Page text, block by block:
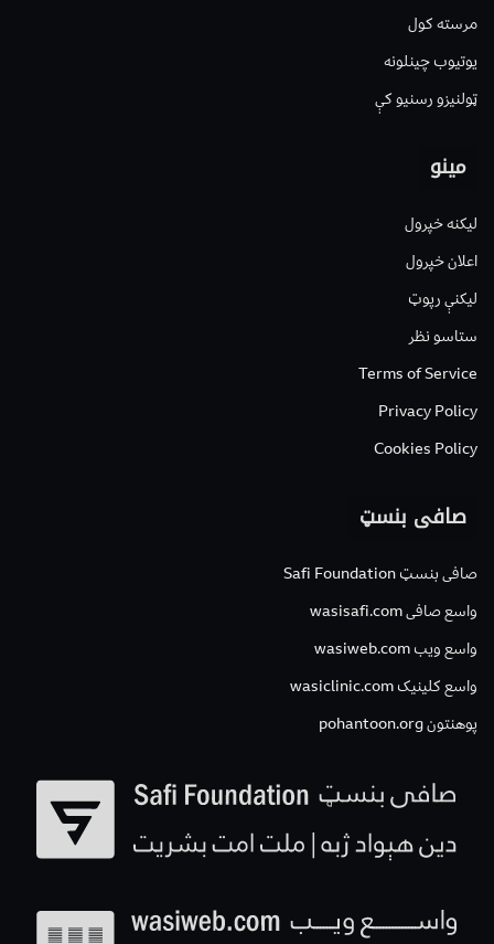
مرسته کول
یوتیوب چینلونه
ټولنیزو رسنیو کې
مینو
لیکنه خپرول
اعلان خپرول
لیکنې رپوټ
ستاسو نظر
Terms of Service
Privacy Policy
Cookies Policy
صافی بنسټ
صافی بنسټ Safi Foundation
واسع صافی wasisafi.com
واسع ویب wasiweb.com
واسع کلینیک wasiclinic.com
پوهنتون pohantoon.org